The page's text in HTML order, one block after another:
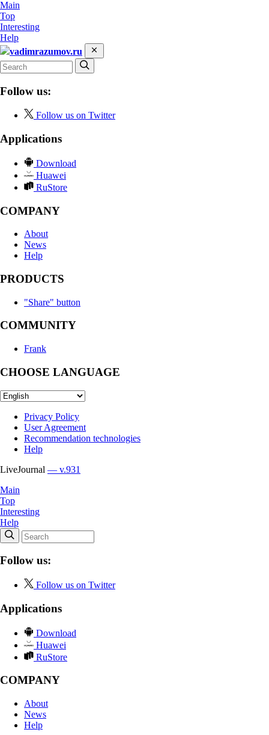
Main
Top
Interesting
Help
vadimrazumov.ru
Follow us:
Follow us on Twitter
Applications
Download
Huawei
RuStore
COMPANY
About
News
Help
PRODUCTS
"Share" button
COMMUNITY
Frank
CHOOSE LANGUAGE
Privacy Policy
User Agreement
Recommendation technologies
Help
LiveJournal — v.931
Main
Top
Interesting
Help
Follow us:
Follow us on Twitter
Applications
Download
Huawei
RuStore
COMPANY
About
News
Help